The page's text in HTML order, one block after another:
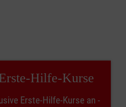
Hilfe-Kurse
Erste-Hilfe-Kurse an -